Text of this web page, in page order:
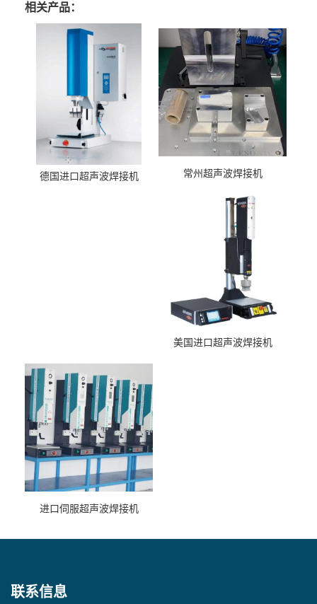
相关产品：
德国进口超声波焊接机 常州超声波焊接机
美国进口超声波焊接机
进口伺服超声波焊接机
联系信息